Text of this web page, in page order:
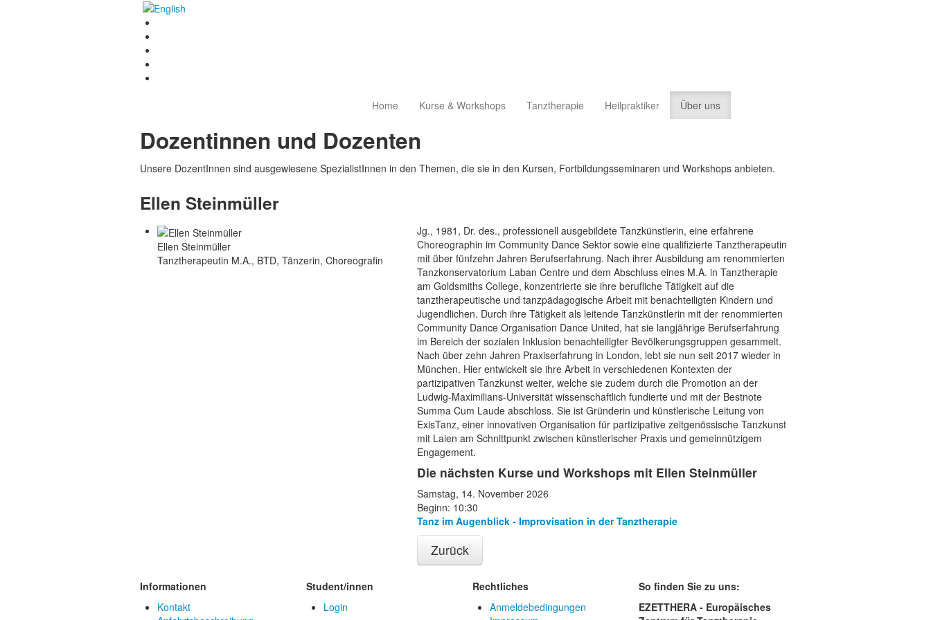
Home Kurse & Workshops Tanztherapie Heilpraktiker Über uns
Dozentinnen und Dozenten
Unsere DozentInnen sind ausgewiesene SpezialistInnen in den Themen, die sie in den Kursen, Fortbildungsseminaren und Workshops anbieten.
Ellen Steinmüller
Ellen Steinmüller
Tanztherapeutin M.A., BTD, Tänzerin, Choreografin
Jg., 1981, Dr. des., professionell ausgebildete Tanzkünstlerin, eine erfahrene
Choreographin im Community Dance Sektor sowie eine qualifizierte Tanztherapeutin
mit über fünfzehn Jahren Berufserfahrung. Nach ihrer Ausbildung am renommierten
Tanzkonservatorium Laban Centre und dem Abschluss eines M.A. in Tanztherapie
am Goldsmiths College, konzentrierte sie ihre berufliche Tätigkeit auf die
tanztherapeutische und tanzpädagogische Arbeit mit benachteiligten Kindern und
Jugendlichen. Durch ihre Tätigkeit als leitende Tanzkünstlerin mit der renommierten
Community Dance Organisation Dance United, hat sie langjährige Berufserfahrung
im Bereich der sozialen Inklusion benachteiligter Bevölkerungsgruppen gesammelt.
Nach über zehn Jahren Praxiserfahrung in London, lebt sie nun seit 2017 wieder in
München. Hier entwickelt sie ihre Arbeit in verschiedenen Kontexten der
partizipativen Tanzkunst weiter, welche sie zudem durch die Promotion an der
Ludwig-Maximilians-Universität wissenschaftlich fundierte und mit der Bestnote
Summa Cum Laude abschloss. Sie ist Gründerin und künstlerische Leitung von
ExisTanz, einer innovativen Organisation für partizipative zeitgenössische Tanzkunst
mit Laien am Schnittpunkt zwischen künstlerischer Praxis und gemeinnützigem
Engagement.
Die nächsten Kurse und Workshops mit Ellen Steinmüller
Samstag, 14. November 2026
Beginn: 10:30
Tanz im Augenblick - Improvisation in der Tanztherapie
Zurück
Informationen
Kontakt
Student/innen
Login
Rechtliches
Anmeldebedingungen
So finden Sie zu uns:
EZETTHERA - Europäisches